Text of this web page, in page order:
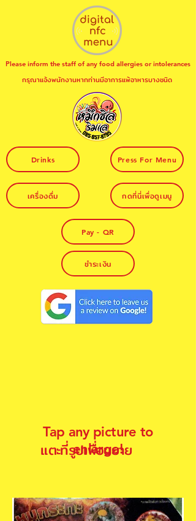
Please inform the staff of any food allergies or intolerances
กรุณาแจ้งพนักงานหากท่านมีอาการแพ้อาหารบางชนิด
Drinks
เครื่องดื่ม
Press For Menu
กดที่นี่เพื่อดูเมนู
Pay - QR
ชำระเงิน
Tap any picture to
enlarge!
แตะที่รูปเพื่อขยาย